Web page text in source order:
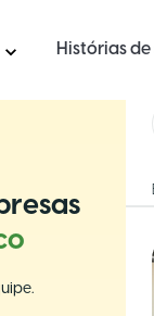
Histórias